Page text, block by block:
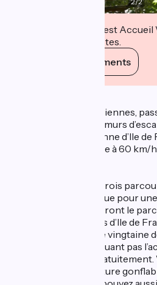
Cet établissement est Accueil
accueillir des cyclistes.
Voir ses engagements
Au programme : tyroliennes,
poutres, étriers, surf, murs
la plus grande tyrolienne d’Ile
secondes de descente à 60
Pour les enfants, les trois
en ligne de vie continue pour
plus courageux tenteront le
l’un des plus extrêmes d’Ile de
place un snack et une vingtaine
Les parents ne pratiquant pas
bénéficier du parc
également une structure